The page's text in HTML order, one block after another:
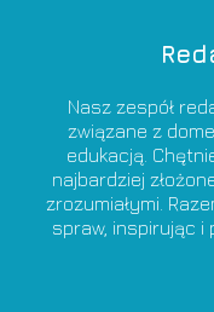
Nasz zespół
związane z
edukacją.
najbardziej
zrozumiałymi.
spraw, inspirując i